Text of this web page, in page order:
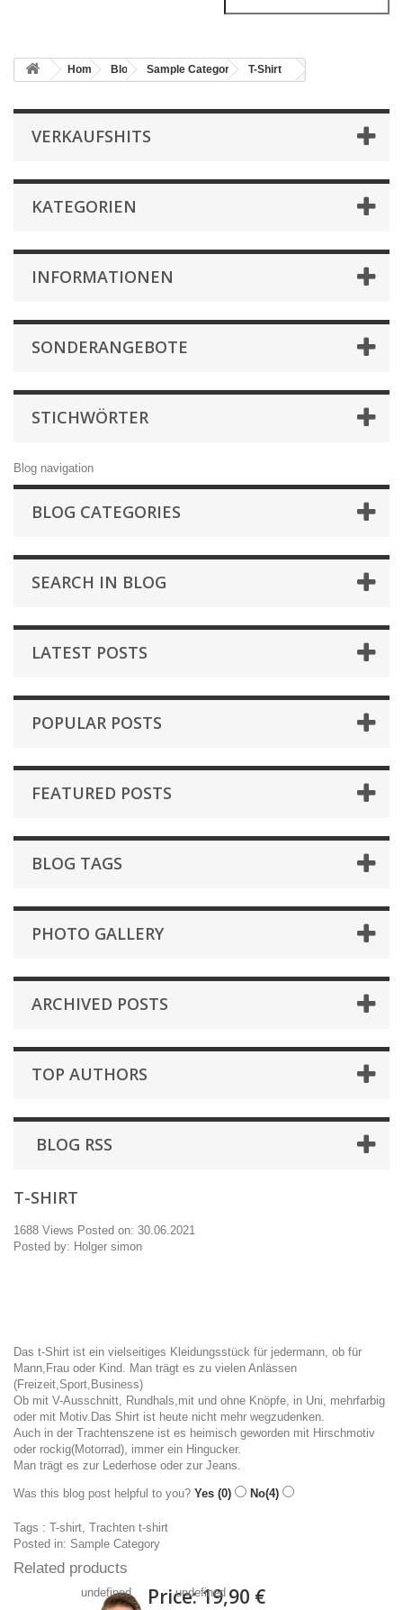
Home Blog Sample Category T-Shirt
VERKAUFSHITS
KATEGORIEN
INFORMATIONEN
SONDERANGEBOTE
STICHWÖRTER
Blog navigation
BLOG CATEGORIES
SEARCH IN BLOG
LATEST POSTS
POPULAR POSTS
FEATURED POSTS
BLOG TAGS
PHOTO GALLERY
ARCHIVED POSTS
TOP AUTHORS
BLOG RSS
T-SHIRT
1688 Views Posted on: 30.06.2021
Posted by: Holger simon
Das t-Shirt ist ein vielseitiges Kleidungsstück für jedermann, ob für
Mann,Frau oder Kind. Man trägt es zu vielen Anlässen
(Freizeit,Sport,Business)
Ob mit V-Ausschnitt, Rundhals,mit und ohne Knöpfe, in Uni, mehrfarbig
oder mit Motiv.Das Shirt ist heute nicht mehr wegzudenken.
Auch in der Trachtenszene ist es heimisch geworden mit Hirschmotiv
oder rockig(Motorrad), immer ein Hingucker.
Man trägt es zur Lederhose oder zur Jeans.
Was this blog post helpful to you? Yes (0) No(4)
Tags : T-shirt, Trachten t-shirt
Posted in: Sample Category
Related products
undefined Price:19,90 €
undefined